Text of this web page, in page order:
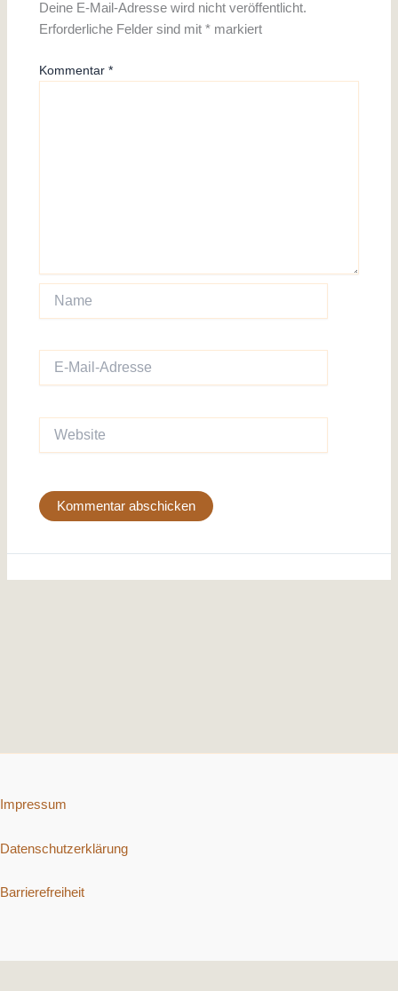
Deine E-Mail-Adresse wird nicht veröffentlicht.
Erforderliche Felder sind mit* markiert
Kommentar*
Mail-
Impressum
Datenschutzerklärung
Barrierefreiheit